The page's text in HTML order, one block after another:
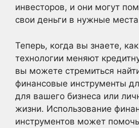
инвесторов, и они могут
свои деньги в нужные
Теперь, когда вы знаете,
технологии меняют
вы можете стремиться
финансовые инструменты
для вашего бизнеса или
жизни. Использование
инструментов может